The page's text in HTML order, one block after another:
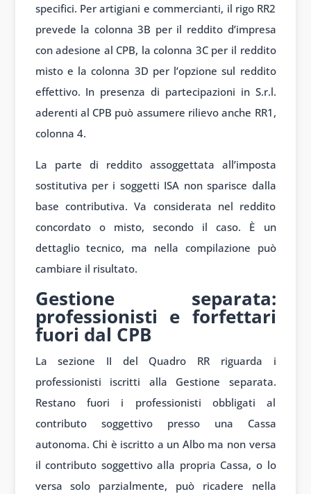
specifici. Per artigiani e commercianti, il rigo RR2
prevede la colonna 3B per il reddito d’impresa
con adesione al CPB, la colonna 3C per il reddito
misto e la colonna 3D per l’opzione sul reddito
effettivo. In presenza di partecipazioni in S.r.l.
aderenti al CPB può assumere rilievo anche RR1,
colonna 4.
La parte di reddito assoggettata all’imposta
sostitutiva per i soggetti ISA non sparisce dalla
base contributiva. Va considerata nel reddito
concordato o misto, secondo il caso. È un
dettaglio tecnico, ma nella compilazione può
cambiare il risultato.
Gestione separata:
professionisti e forfettari
fuori dal CPB
La sezione II del Quadro RR riguarda i
professionisti iscritti alla Gestione separata.
Restano fuori i professionisti obbligati al
contributo soggettivo presso una Cassa
autonoma. Chi è iscritto a un Albo ma non versa
il contributo soggettivo alla propria Cassa, o lo
versa solo parzialmente, può ricadere nella